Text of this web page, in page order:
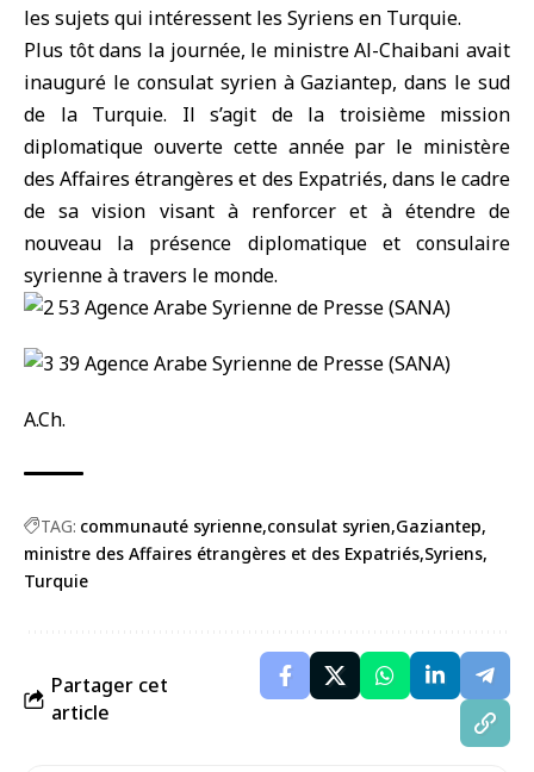
les sujets qui intéressent les Syriens en Turquie.
Plus tôt dans la journée, le ministre Al-Chaibani avait
inauguré le consulat syrien à Gaziantep, dans le sud
de la Turquie. Il s’agit de la troisième mission
diplomatique ouverte cette année par le ministère
des Affaires étrangères et des Expatriés, dans le cadre
de sa vision visant à renforcer et à étendre de
nouveau la présence diplomatique et consulaire
syrienne à travers le monde.
A.Ch.
TAG: communauté syrienne consulat syrien Gaziantep
ministre des Affaires étrangères et des Expatriés Syriens
Turquie
Partager cet
article